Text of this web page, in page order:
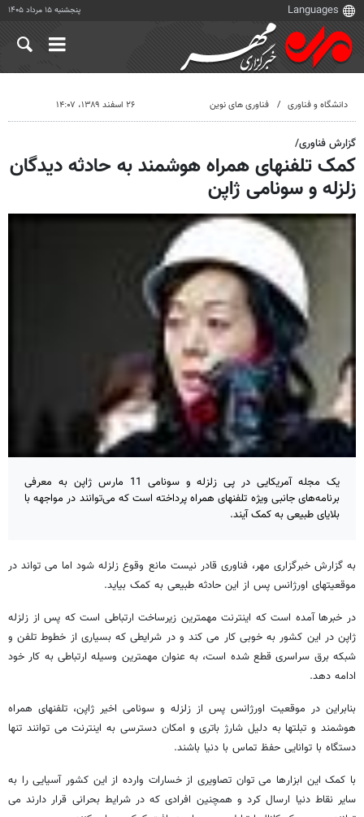
پنجشنبه ۱۵ مرداد ۱۴۰۵
دانشگاه و فناوری فناوری های نوین ۲۶ اسفند ۱۳۸۹، ۱۴:۰۷
گزارش فناوری/
کمک تلفنهای همراه هوشمند به حادثه دیدگان
زلزله و سونامی ژاپن
یک مجله آمریکایی در پی زلزله و سونامی 11 مارس ژاپن به معرفی
برنامه‌های جانبی ویژه تلفنهای همراه پرداخته است که می‌توانند در مواجهه با
بلایای طبیعی به کمک آیند.
به گزارش خبرگزاری مهر، فناوری قادر نیست مانع وقوع زلزله شود اما می تواند در
موقعیتهای اورژانس پس از این حادثه طبیعی به کمک بیاید.
در خبرها آمده است که اینترنت مهمترین زیرساخت ارتباطی است که پس از زلزله
ژاپن در این کشور به خوبی کار می کند و در شرایطی که بسیاری از خطوط تلفن و
شبکه برق سراسری قطع شده است، به عنوان مهمترین وسیله ارتباطی به کار خود
ادامه دهد.
بنابراین در موقعیت اورژانس پس از زلزله و سونامی اخیر ژاپن، تلفنهای همراه
هوشمند و تبلتها به دلیل شارژ باتری و امکان دسترسی به اینترنت می توانند تنها
دستگاه با توانایی حفظ تماس با دنیا باشند.
با کمک این ابزارها می توان تصاویری از خسارات وارده از این کشور آسیایی را به
سایر نقاط دنیا ارسال کرد و همچنین افرادی که در شرایط بحرانی قرار دارند می